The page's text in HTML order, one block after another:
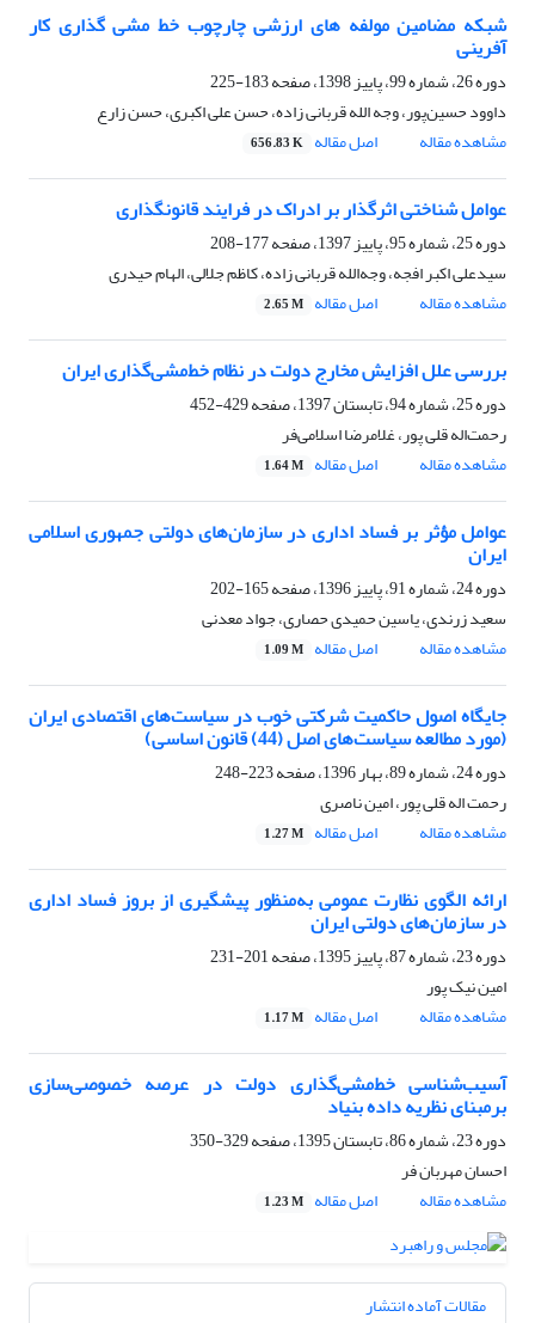
شبکه مضامین مولفه های ارزشی چارچوب خط مشی گذاری کار
آفرینی
دوره 26، شماره 99، پاییز 1398، صفحه
183-225
داوود حسین‌پور، وجه الله قربانی زاده، حسن علی اکبری، حسن زارع
مشاهده مقاله
اصل مقاله 656.83 K
عوامل شناختی اثرگذار بر ادراک در فرایند قانونگذاری
دوره 25، شماره 95، پاییز 1397، صفحه
177-208
سیدعلی اکبر افجه، وجه‌الله قربانی زاده، کاظم جلالی، الهام حیدری
مشاهده مقاله
اصل مقاله 2.65 M
بررسی علل افزایش مخارج دولت در نظام خط‌مشی‌گذاری ایران
دوره 25، شماره 94، تابستان 1397، صفحه
429-452
رحمت‌اله قلی پور، غلامرضا اسلامی‌فر
مشاهده مقاله
اصل مقاله 1.64 M
عوامل مؤثر بر فساد اداری در سازمان‌های دولتی جمهوری اسلامی
ایران
دوره 24، شماره 91، پاییز 1396، صفحه
165-202
سعید زرندی، یاسین حمیدی حصاری، جواد معدنی
مشاهده مقاله
اصل مقاله 1.09 M
جایگاه اصول حاکمیت شرکتی خوب در سیاست‌های اقتصادی ایران
(مورد مطالعه سیاست‌های اصل (44) قانون اساسی)
دوره 24، شماره 89، بهار 1396، صفحه
223-248
رحمت اله قلی پور، امین ناصری
مشاهده مقاله
اصل مقاله 1.27 M
ارائه الگوی نظارت عمومی به‌منظور پیشگیری از بروز فساد اداری
در سازمان‌های دولتی ایران
دوره 23، شماره 87، پاییز 1395، صفحه
201-231
امین نیک پور
مشاهده مقاله
اصل مقاله 1.17 M
آسیب‌شناسی خط‌مشی‌گذاری دولت در عرصه خصوصی‌سازی
برمبنای نظریه داده بنیاد
دوره 23، شماره 86، تابستان 1395، صفحه
329-350
احسان مهربان فر
مشاهده مقاله
اصل مقاله 1.23 M
مقالات آماده انتشار